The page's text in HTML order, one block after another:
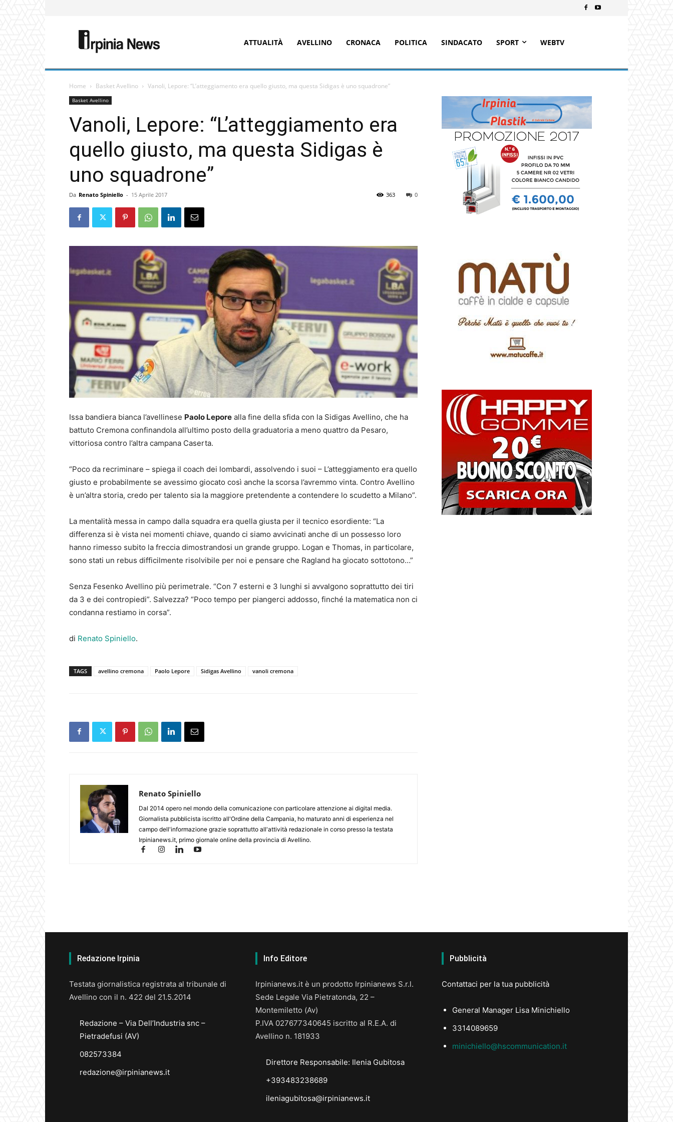
ATTUALITÀ AVELLINO CRONACA POLITICA SINDACATO SPORT WEBTV
Home Basket Avellino Vanoli, Lepore: “L’atteggiamento era quello giusto, ma questa Sidigas è uno squadrone”
Basket Avellino
Vanoli, Lepore: “L’atteggiamento era
quello giusto, ma questa Sidigas è
uno squadrone”
Da Renato Spiniello - 15 Aprile 2017 0
363
Issa bandiera bianca l’avellinese Paolo Lepore alla fine della sfida con la Sidigas Avellino, che ha
battuto Cremona confinandola all’ultimo posto della graduatoria a meno quattro da Pesaro,
vittoriosa contro l’altra campana Caserta.
“Poco da recriminare – spiega il coach dei lombardi, assolvendo i suoi – L’atteggiamento era quello
giusto e probabilmente se avessimo giocato così anche la scorsa l’avremmo vinta. Contro Avellino
è un’altra storia, credo per talento sia la maggiore pretendente a contendere lo scudetto a Milano”.
La mentalità messa in campo dalla squadra era quella giusta per il tecnico esordiente: “La
differenza si è vista nei momenti chiave, quando ci siamo avvicinati anche di un possesso loro
hanno rimesso subito la freccia dimostrandosi un grande gruppo. Logan e Thomas, in particolare,
sono stati un rebus difficilmente risolvibile per noi e pensare che Ragland ha giocato sottotono…”
Senza Fesenko Avellino più perimetrale. “Con 7 esterni e 3 lunghi si avvalgono soprattutto dei tiri
da 3 e dei contropiedi”. Salvezza? “Poco tempo per piangerci addosso, finché la matematica non ci
condanna restiamo in corsa”.
di Renato Spiniello.
TAGS avellino cremona Paolo Lepore Sidigas Avellino vanoli cremona
Renato Spiniello
Dal 2014 opero nel mondo della comunicazione con particolare attenzione ai digital media.
Giornalista pubblicista iscritto all'Ordine della Campania, ho maturato anni di esperienza nel
campo dell'informazione grazie soprattutto all'attività redazionale in corso presso la testata
Irpinianews.it, primo giornale online della provincia di Avellino.
Redazione Irpinia
Testata giornalistica registrata al tribunale di
Avellino con il n. 422 del 21.5.2014
Redazione – Via Dell’Industria snc –
Pietradefusi (AV)
082573384
redazione@irpinianews.it
Info Editore
Irpinianews.it è un prodotto Irpinianews S.r.l.
Sede Legale Via Pietratonda, 22 –
Montemiletto (Av)
P.IVA 027677340645 iscritto al R.E.A. di
Avellino n. 181933
Direttore Responsabile: Ilenia Gubitosa
+393483238689
ileniagubitosa@irpinianews.it
Pubblicità
Contattaci per la tua pubblicità
General Manager Lisa Minichiello
3314089659
minichiello@hscommunication.it